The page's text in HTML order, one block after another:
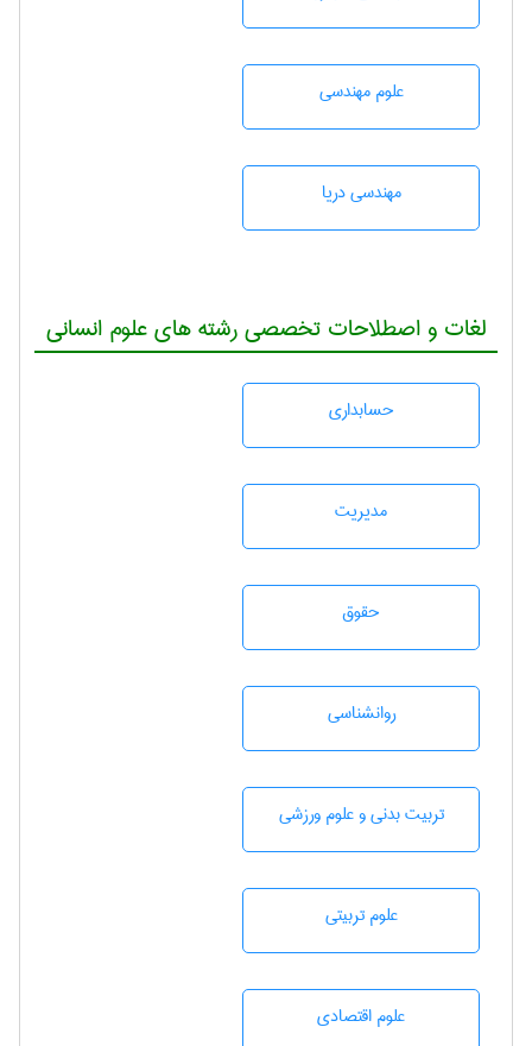
علوم مهندسی
مهندسی دریا
لغات و اصطلاحات تخصصی رشته های علوم انسانی
حسابداری
مديريت
حقوق
روانشناسی
تربيت بدنی و علوم ورزشی
علوم تربيتی
علوم اقتصادی